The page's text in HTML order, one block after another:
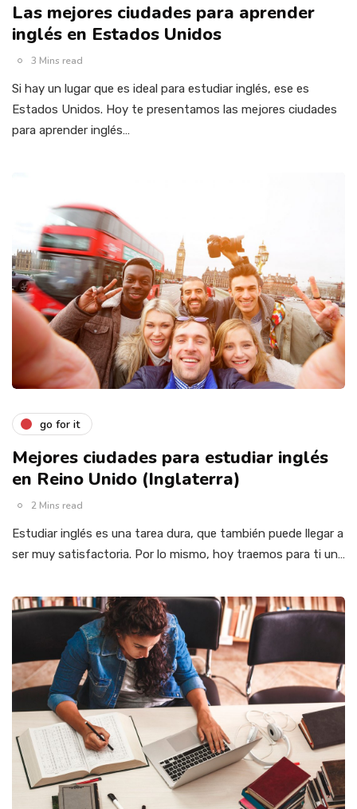
Las mejores ciudades para aprender
inglés en Estados Unidos
3 Mins read
Si hay un lugar que es ideal para estudiar inglés, ese es
Estados Unidos. Hoy te presentamos las mejores ciudades
para aprender inglés…
go for it
Mejores ciudades para estudiar inglés
en Reino Unido (Inglaterra)
2 Mins read
Estudiar inglés es una tarea dura, que también puede llegar a
ser muy satisfactoria. Por lo mismo, hoy traemos para ti un…